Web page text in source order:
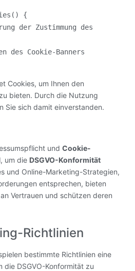
{
der Zustimmung des
des Cookie-Banners
Cookies, um Ihnen den
bieten. Durch die Nutzung
Sie sich damit einverstanden.
und Cookie-
um die DSGVO-Konformität
und Online-Marketing-Strategien,
entsprechen, bieten
Vertrauen und schützen deren
Richtlinien
bestimmte Richtlinien eine
die DSGVO-Konformität zu